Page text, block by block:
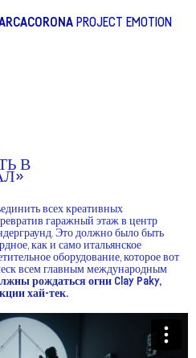
PROJECT EMOTION
В
всех креативных
гаражный этаж в центр
Это должно было быть
как и само итальянское
оборудование, которое вот
всем главным международным
рождаться огни Clay Paky,
хай-тек.